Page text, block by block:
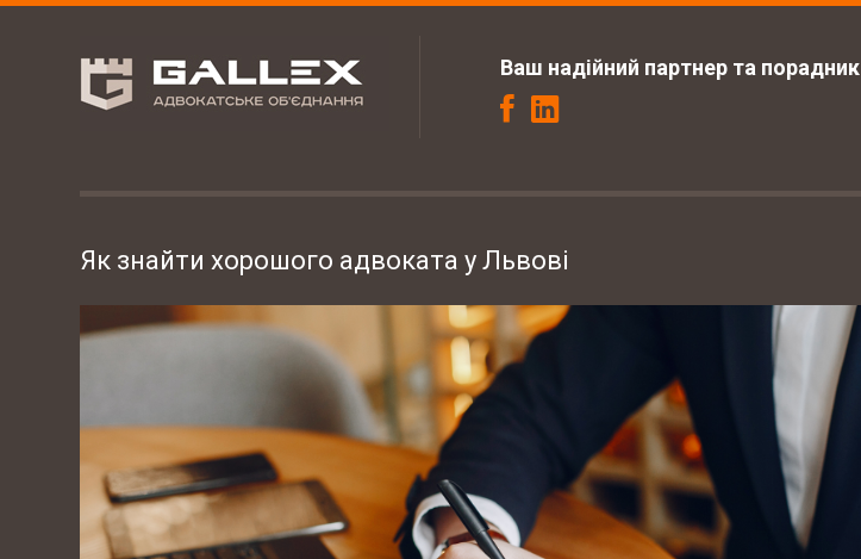
Ваш надійний партнер та порадник
Як знайти хорошого адвоката у Львові